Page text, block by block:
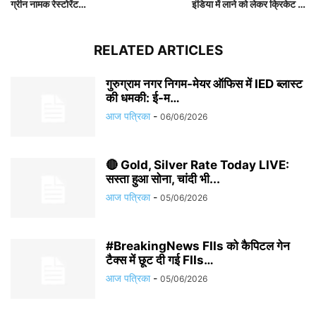
ग्रीन नामक रेस्टोरेंट…
इंडिया में लाने को लेकर क्रिकेट …
RELATED ARTICLES
गुरुग्राम नगर निगम-मेयर ऑफिस में IED ब्लास्ट
की धमकी: ई-म…
आज पत्रिका - 06/06/2026
🔴 Gold, Silver Rate Today LIVE:
सस्ता हुआ सोना, चांदी भी...
आज पत्रिका - 05/06/2026
#BreakingNews FIIs को कैपिटल गेन
टैक्स में छूट दी गई FIIs…
आज पत्रिका - 05/06/2026